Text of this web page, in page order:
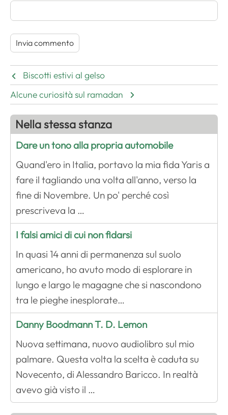
Biscotti estivi al gelso
Alcune curiosità sul ramadan
Nella stessa stanza
Dare un tono alla propria automobile
Quand'ero in Italia, portavo la mia fida Yaris a
fare il tagliando una volta all'anno, verso la
fine di Novembre. Un po' perché così
prescriveva la …
I falsi amici di cui non fidarsi
In quasi 14 anni di permanenza sul suolo
americano, ho avuto modo di esplorare in
lungo e largo le magagne che si nascondono
tra le pieghe inesplorate…
Danny Boodmann T. D. Lemon
Nuova settimana, nuovo audiolibro sul mio
palmare. Questa volta la scelta è caduta su
Novecento, di Alessandro Baricco. In realtà
avevo già visto il …